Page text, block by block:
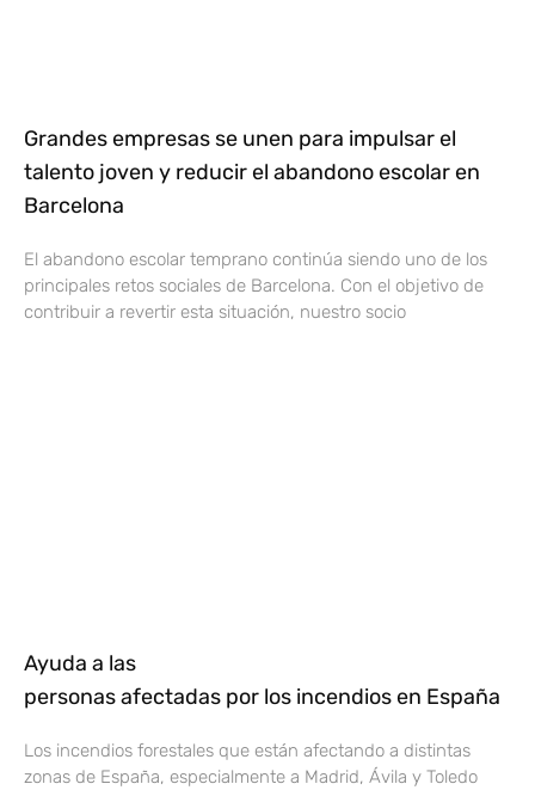
Grandes empresas se unen para impulsar el
talento joven y reducir el abandono escolar en
Barcelona
El abandono escolar temprano continúa siendo uno de los
principales retos sociales de Barcelona. Con el objetivo de
contribuir a revertir esta situación, nuestro socio
Ayuda a las
personas afectadas por los incendios en España
Los incendios forestales que están afectando a distintas
zonas de España, especialmente a Madrid, Ávila y Toledo